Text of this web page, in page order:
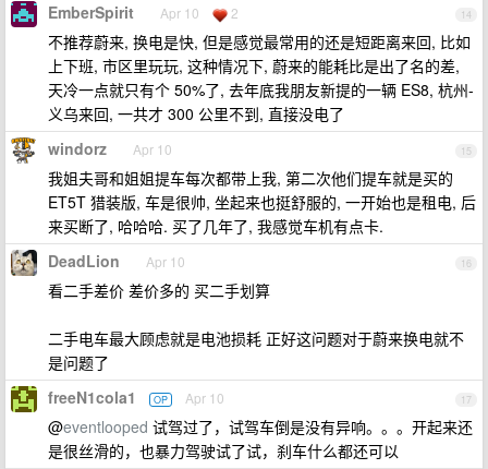
14
EmberSpirit Apr 10 2
不推荐蔚来, 换电是快, 但是感觉最常用的还是短距离来回, 比如
上下班, 市区里玩玩, 这种情况下, 蔚来的能耗比是出了名的差,
天冷一点就只有个 50%了, 去年底我朋友新提的一辆 ES8, 杭州-
义乌来回, 一共才 300 公里不到, 直接没电了
15
windorz Apr 10
我姐夫哥和姐姐提车每次都带上我, 第二次他们提车就是买的
ET5T 猎装版, 车是很帅, 坐起来也挺舒服的, 一开始也是租电, 后
来买断了, 哈哈哈. 买了几年了, 我感觉车机有点卡.
16
DeadLion Apr 10
看二手差价 差价多的 买二手划算
二手电车最大顾虑就是电池损耗 正好这问题对于蔚来换电就不
是问题了
17
freeN1cola1 OP Apr 10
@eventlooped 试驾过了，试驾车倒是没有异响。。。开起来还
是很丝滑的，也暴力驾驶试了试，刹车什么都还可以